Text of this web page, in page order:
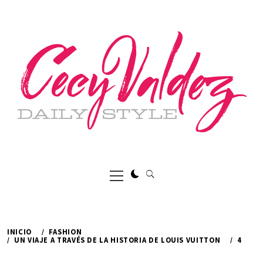
Menú
principal
INICIO
FASHION
UN VIAJE A TRAVÉS DE LA HISTORIA DE LOUIS VUITTON
4